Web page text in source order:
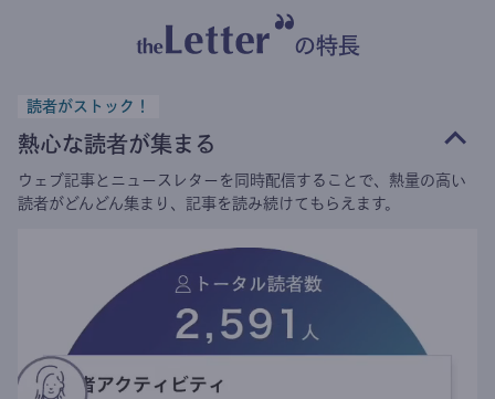
の特長
読者がストック！
熱心な読者が集まる
ウェブ記事とニュースレターを同時配信することで、熱量の高い
読者がどんどん集まり、記事を読み続けてもらえます。